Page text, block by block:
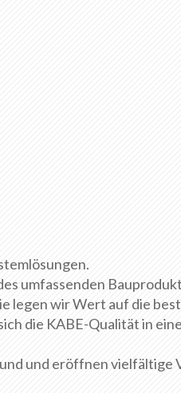
umfassenden
legen wir Wert auf die
die KABE-Qualität in
und eröffnen vielfältige